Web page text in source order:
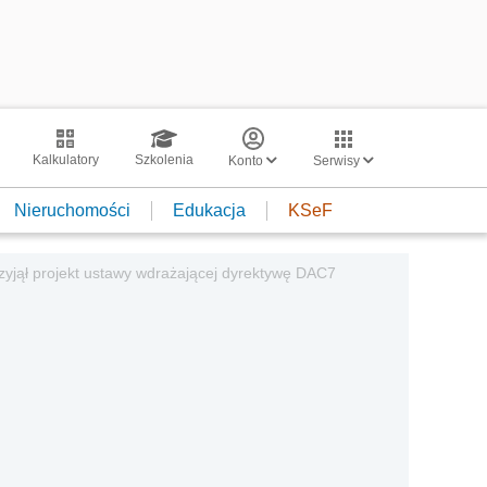
Kalkulatory Szkolenia Konto Serwisy
Nieruchomości Edukacja KSeF
projekt ustawy wdrażającej dyrektywę DAC7